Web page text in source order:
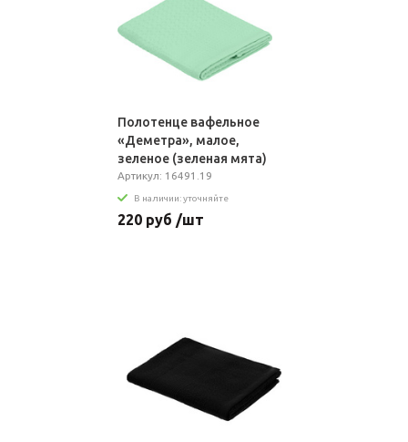
Полотенце вафельное
«Деметра», малое,
зеленое (зеленая мята)
Артикул: 16491.19
В наличии: уточняйте
220 руб /шт